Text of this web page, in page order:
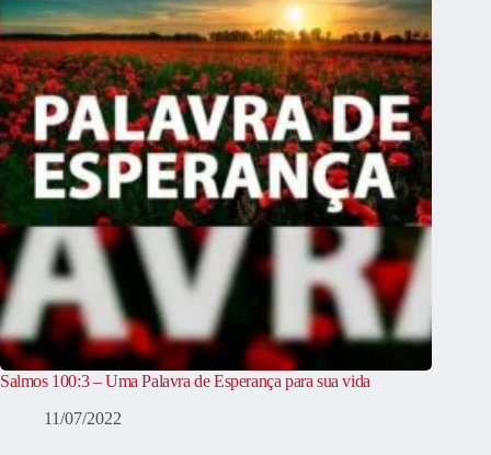
Salmos 100:3 – Uma Palavra de Esperança para sua vida
11/07/2022